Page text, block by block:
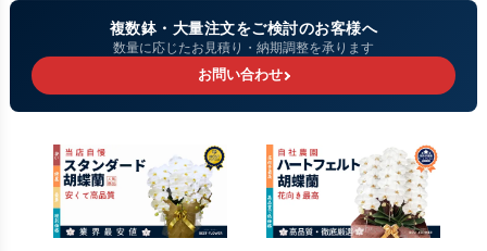
複数鉢・大量注文をご検討のお客様へ
数量に応じたお見積り・納期調整を承ります
お問い合わせ